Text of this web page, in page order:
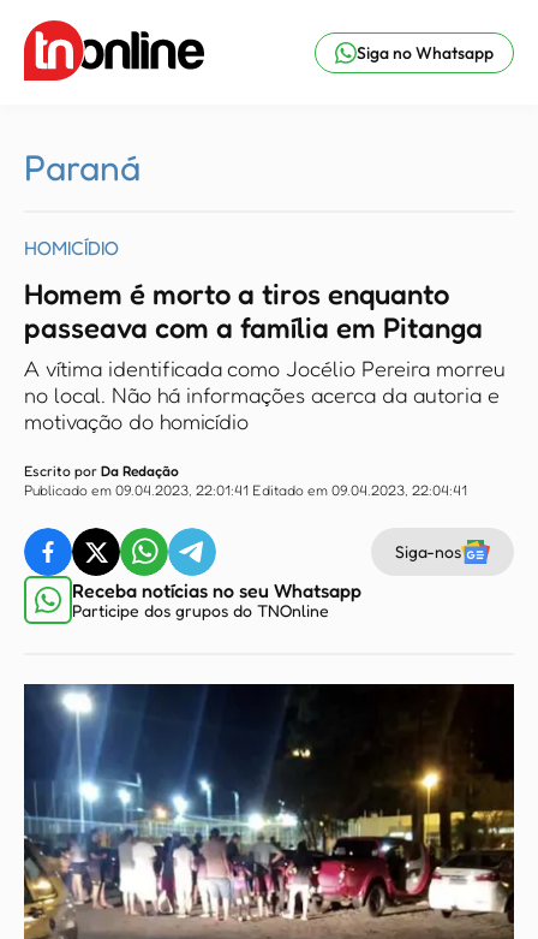
Siga no Whatsapp
Paraná
HOMICÍDIO
Homem é morto a tiros enquanto
passeava com a família em Pitanga
A vítima identificada como Jocélio Pereira morreu
no local. Não há informações acerca da autoria e
motivação do homicídio
Escrito por Da Redação
Publicado em 09.04.2023, 22:01:41 Editado em 09.04.2023, 22:04:41
Siga-nos
Receba notícias no seu Whatsapp
Participe dos grupos do TNOnline